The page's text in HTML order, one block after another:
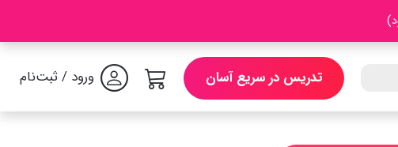
تدریس در سریع آسان ورود / ثبت‌نام